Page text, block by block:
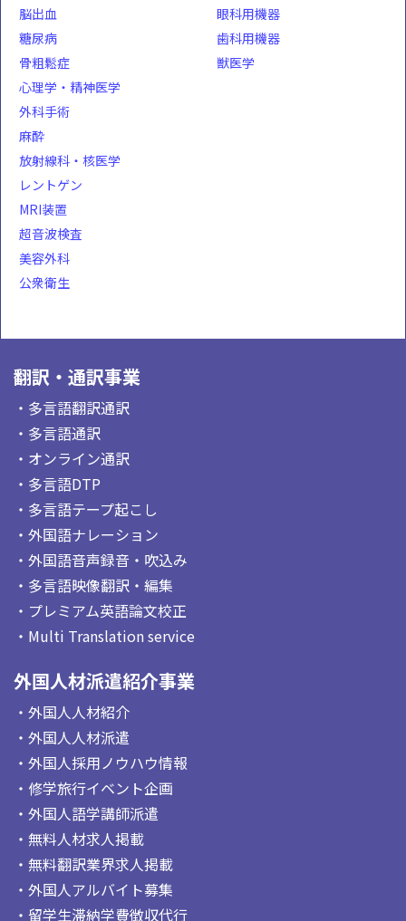
脳出血
糖尿病
骨粗鬆症
眼科用機器
歯科用機器
獣医学
心理学・精神医学
外科手術
麻酔
放射線科・核医学
レントゲン
MRI装置
超音波検査
美容外科
公衆衛生